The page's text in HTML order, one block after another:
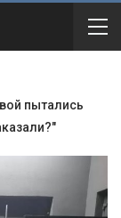
пытались